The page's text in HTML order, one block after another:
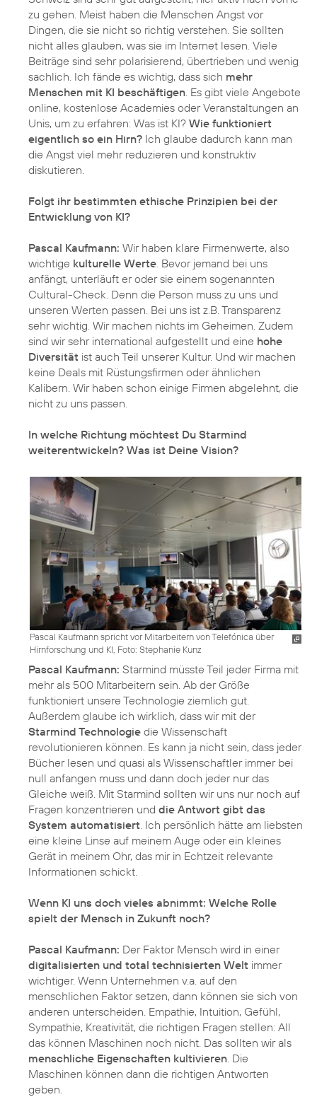
zu gehen. Meist haben die Menschen Angst vor
Dingen, die sie nicht so richtig verstehen. Sie sollten
nicht alles glauben, was sie im Internet lesen. Viele
Beiträge sind sehr polarisierend, übertrieben und wenig
sachlich. Ich fände es wichtig, dass sich mehr
Menschen mit KI beschäftigen. Es gibt viele Angebote
online, kostenlose Academies oder Veranstaltungen an
Unis, um zu erfahren: Was ist KI? Wie funktioniert
eigentlich so ein Hirn? Ich glaube dadurch kann man
die Angst viel mehr reduzieren und konstruktiv
diskutieren.
Folgt ihr bestimmten ethische Prinzipien bei der
Entwicklung von KI?
Pascal Kaufmann: Wir haben klare Firmenwerte, also
wichtige kulturelle Werte. Bevor jemand bei uns
anfängt, unterläuft er oder sie einem sogenannten
Cultural-Check. Denn die Person muss zu uns und
unseren Werten passen. Bei uns ist z.B. Transparenz
sehr wichtig. Wir machen nichts im Geheimen. Zudem
sind wir sehr international aufgestellt und eine hohe
Diversität ist auch Teil unserer Kultur. Und wir machen
keine Deals mit Rüstungsfirmen oder ähnlichen
Kalibern. Wir haben schon einige Firmen abgelehnt, die
nicht zu uns passen.
In welche Richtung möchtest Du Starmind
weiterentwickeln? Was ist Deine Vision?
Pascal Kaufmann spricht vor Mitarbeitern von Telefónica über
Hirnforschung und KI, Foto: Stephanie Kunz
Pascal Kaufmann: Starmind müsste Teil jeder Firma mit
mehr als 500 Mitarbeitern sein. Ab der Größe
funktioniert unsere Technologie ziemlich gut.
Außerdem glaube ich wirklich, dass wir mit der
Starmind Technologie die Wissenschaft
revolutionieren können. Es kann ja nicht sein, dass jeder
Bücher lesen und quasi als Wissenschaftler immer bei
null anfangen muss und dann doch jeder nur das
Gleiche weiß. Mit Starmind sollten wir uns nur noch auf
Fragen konzentrieren und die Antwort gibt das
System automatisiert . Ich persönlich hätte am liebsten
eine kleine Linse auf meinem Auge oder ein kleines
Gerät in meinem Ohr, das mir in Echtzeit relevante
Informationen schickt.
Wenn KI uns doch vieles abnimmt: Welche Rolle
spielt der Mensch in Zukunft noch?
Pascal Kaufmann: Der Faktor Mensch wird in einer
digitalisierten und total technisierten Welt immer
wichtiger. Wenn Unternehmen v.a. auf den
menschlichen Faktor setzen, dann können sie sich von
anderen unterscheiden. Empathie, Intuition, Gefühl,
Sympathie, Kreativität, die richtigen Fragen stellen: All
das können Maschinen noch nicht. Das sollten wir als
menschliche Eigenschaften kultivieren . Die
Maschinen können dann die richtigen Antworten
geben.